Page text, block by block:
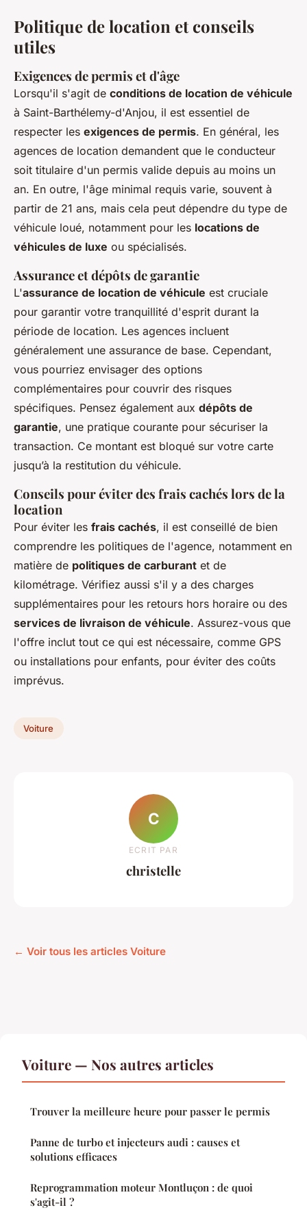
Politique de location et conseils
utiles
Exigences de permis et d'âge
Lorsqu'il s'agit de conditions de location de véhicule
à Saint-Barthélemy-d'Anjou, il est essentiel de
respecter les exigences de permis. En général, les
agences de location demandent que le conducteur
soit titulaire d'un permis valide depuis au moins un
an. En outre, l'âge minimal requis varie, souvent à
partir de 21 ans, mais cela peut dépendre du type de
véhicule loué, notamment pour les locations de
véhicules de luxe ou spécialisés.
Assurance et dépôts de garantie
L'assurance de location de véhicule est cruciale
pour garantir votre tranquillité d'esprit durant la
période de location. Les agences incluent
généralement une assurance de base. Cependant,
vous pourriez envisager des options
complémentaires pour couvrir des risques
spécifiques. Pensez également aux dépôts de
garantie, une pratique courante pour sécuriser la
transaction. Ce montant est bloqué sur votre carte
jusqu’à la restitution du véhicule.
Conseils pour éviter des frais cachés lors de la
location
Pour éviter les frais cachés, il est conseillé de bien
comprendre les politiques de l'agence, notamment en
matière de politiques de carburant et de
kilométrage. Vérifiez aussi s'il y a des charges
supplémentaires pour les retours hors horaire ou des
services de livraison de véhicule. Assurez-vous que
l'offre inclut tout ce qui est nécessaire, comme GPS
ou installations pour enfants, pour éviter des coûts
imprévus.
Voiture
C
ECRIT PAR
christelle
← Voir tous les articles Voiture
Voiture — Nos autres articles
Trouver la meilleure heure pour passer le permis
Panne de turbo et injecteurs audi : causes et
solutions efficaces
Reprogrammation moteur Montluçon : de quoi
s'agit-il ?